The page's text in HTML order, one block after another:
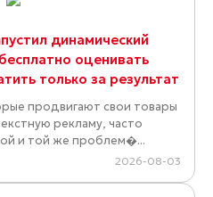
динамический
оценивать
только за результат
продвигают свои товары
рекламу, часто
и той же проблем�...
2026-08-03